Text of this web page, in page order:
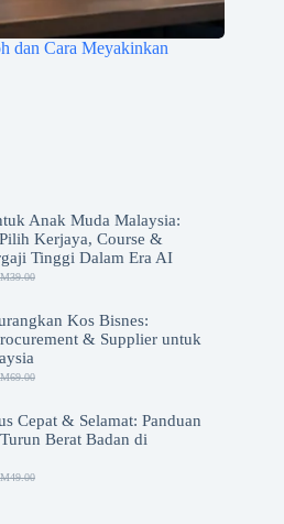
dan Cara Meyakinkan
Anak Muda Malaysia:
Kerjaya, Course &
Tinggi Dalam Era AI
39.00
Kos Bisnes:
& Supplier untuk
69.00
Cepat & Selamat: Panduan
Berat Badan di
49.00